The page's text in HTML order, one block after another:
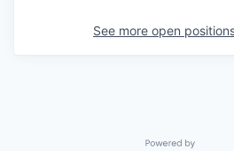
See more open
Powered by